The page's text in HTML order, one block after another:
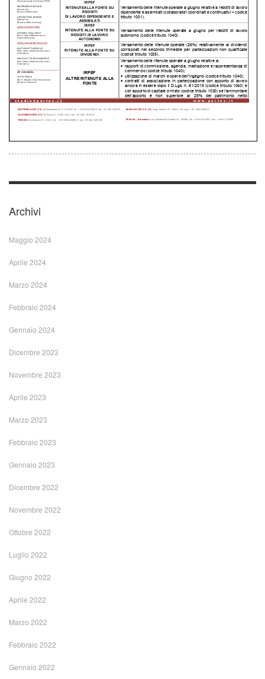
Archivi
Maggio 2024
Aprile 2024
Marzo 2024
Febbraio 2024
Gennaio 2024
Dicembre 2023
Novembre 2023
Aprile 2023
Marzo 2023
Febbraio 2023
Gennaio 2023
Dicembre 2022
Novembre 2022
Ottobre 2022
Luglio 2022
Giugno 2022
Aprile 2022
Marzo 2022
Febbraio 2022
Gennaio 2022